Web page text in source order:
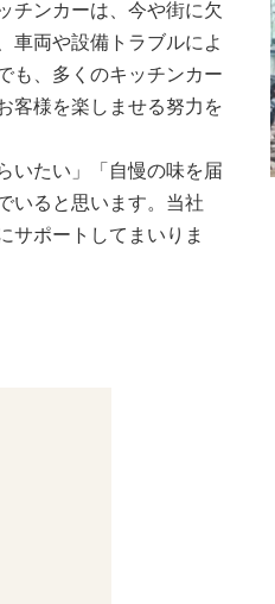
チンカーは、今や街に欠
車両や設備トラブルによ
も、多くのキッチンカー
客様を楽しませる努力を
いたい」「自慢の味を届
いると思います。当社
サポートしてまいりま